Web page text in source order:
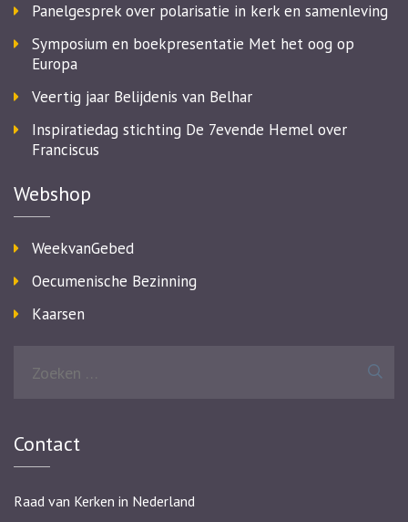
Panelgesprek over polarisatie in kerk en samenleving
Symposium en boekpresentatie Met het oog op
Europa
Veertig jaar Belijdenis van Belhar
Inspiratiedag stichting De 7evende Hemel over
Franciscus
Webshop
WeekvanGebed
Oecumenische Bezinning
Kaarsen
Contact
Raad van Kerken in Nederland